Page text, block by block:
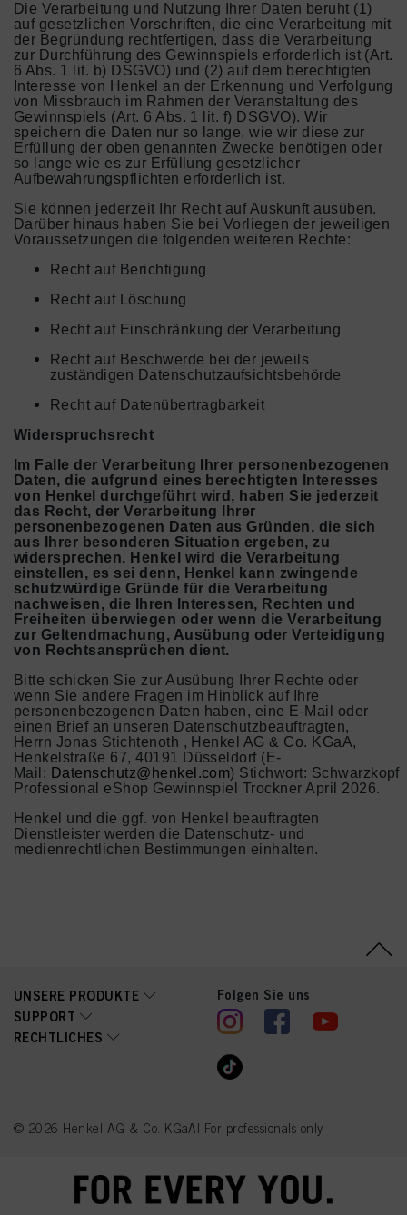
Die Verarbeitung und Nutzung Ihrer Daten beruht (1)
auf gesetzlichen Vorschriften, die eine Verarbeitung mit
der Begründung rechtfertigen, dass die Verarbeitung
zur Durchführung des Gewinnspiels erforderlich ist (Art.
6 Abs. 1 lit. b) DSGVO) und (2) auf dem berechtigten
Interesse von Henkel an der Erkennung und Verfolgung
von Missbrauch im Rahmen der Veranstaltung des
Gewinnspiels (Art. 6 Abs. 1 lit. f) DSGVO). Wir
speichern die Daten nur so lange, wie wir diese zur
Erfüllung der oben genannten Zwecke benötigen oder
so lange wie es zur Erfüllung gesetzlicher
Aufbewahrungspflichten erforderlich ist.
Sie können jederzeit Ihr Recht auf Auskunft ausüben.
Darüber hinaus haben Sie bei Vorliegen der jeweiligen
Voraussetzungen die folgenden weiteren Rechte:
Recht auf Berichtigung
Recht auf Löschung
Recht auf Einschränkung der Verarbeitung
Recht auf Beschwerde bei der jeweils
zuständigen Datenschutzaufsichtsbehörde
Recht auf Datenübertragbarkeit
Widerspruchsrecht
Im Falle der Verarbeitung Ihrer personenbezogenen
Daten, die aufgrund eines berechtigten Interesses
von Henkel durchgeführt wird, haben Sie jederzeit
das Recht, der Verarbeitung Ihrer
personenbezogenen Daten aus Gründen, die sich
aus Ihrer besonderen Situation ergeben, zu
widersprechen. Henkel wird die Verarbeitung
einstellen, es sei denn, Henkel kann zwingende
schutzwürdige Gründe für die Verarbeitung
nachweisen, die Ihren Interessen, Rechten und
Freiheiten überwiegen oder wenn die Verarbeitung
zur Geltendmachung, Ausübung oder Verteidigung
von Rechtsansprüchen dient.
Bitte schicken Sie zur Ausübung Ihrer Rechte oder
wenn Sie andere Fragen im Hinblick auf Ihre
personenbezogenen Daten haben, eine E-Mail oder
einen Brief an unseren Datenschutzbeauftragten,
Herrn Jonas Stichtenoth , Henkel AG & Co. KGaA,
Henkelstraße 67, 40191 Düsseldorf (E-
Mail: Datenschutz@henkel.com) Stichwort: Schwarzkopf
Professional eShop Gewinnspiel Trockner April 2026.
Henkel und die ggf. von Henkel beauftragten
Dienstleister werden die Datenschutz- und
medienrechtlichen Bestimmungen einhalten.
UNSERE PRODUKTE
SUPPORT
RECHTLICHES
Folgen Sie uns
© 2026 Henkel AG & Co. KGaA| For professionals only.